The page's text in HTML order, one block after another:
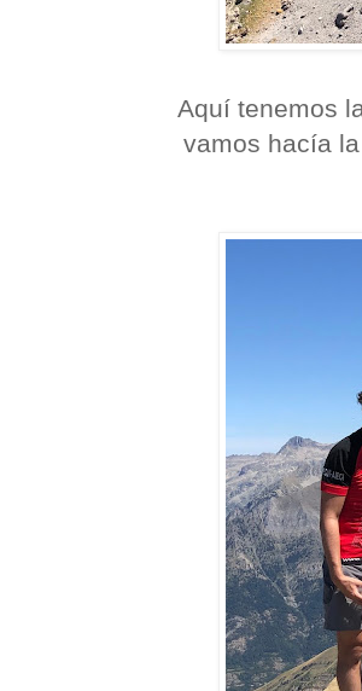
Aquí tenemos
vamos hacía